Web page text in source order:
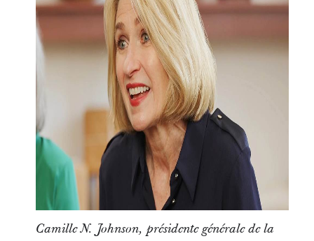
Camille N. Johnson, présidente générale de la